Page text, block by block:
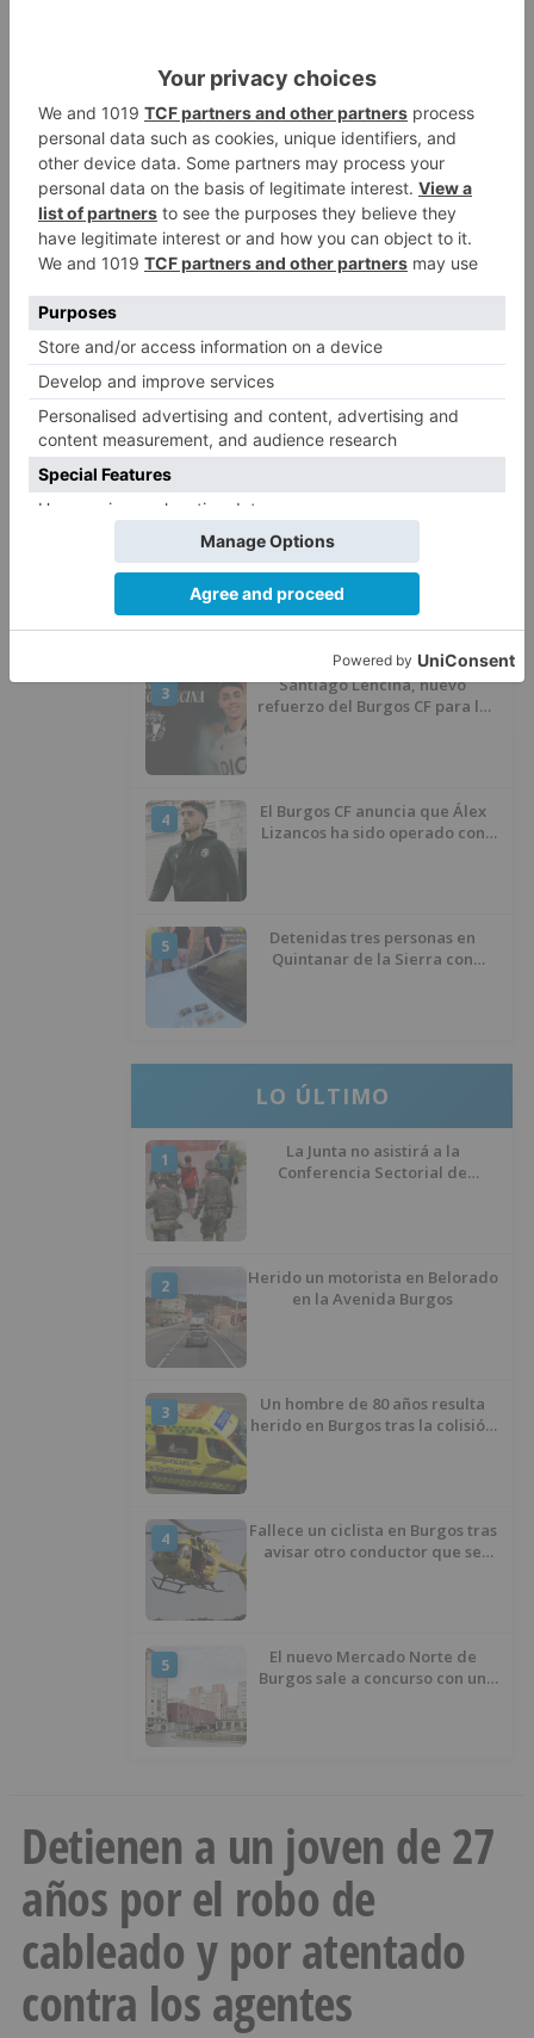
de las carreteras N-623 y N-627. Asimismo, se
acometerá la rehabilitación superficial del firme
en varios tramos de la N-627 desde el kilómetro
39 al 44,4.
LO + VISTO
1
Detienen a un joven de 27 años
por el robo de cableado y por
2
Calor y posibles tormentas en
Burgos durante el eclipse del 12
de agosto
3
Santiago Lencina, nuevo
refuerzo del Burgos CF para la
4
El Burgos CF anuncia que Álex
Lizancos ha sido operado con
5
Detenidas tres personas en
Quintanar de la Sierra con
LO ÚLTIMO
1
La Junta no asistirá a la
Conferencia Sectorial de
2
Herido un motorista en Belorado
en la Avenida Burgos
3
Un hombre de 80 años resulta
herido en Burgos tras la colisión
4
Fallece un ciclista en Burgos tras
avisar otro conductor que se
5
El nuevo Mercado Norte de
Burgos sale a concurso con un
Detienen a un joven de 27
años por el robo de
cableado y por atentado
contra los agentes